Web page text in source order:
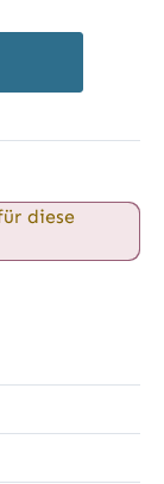
diese